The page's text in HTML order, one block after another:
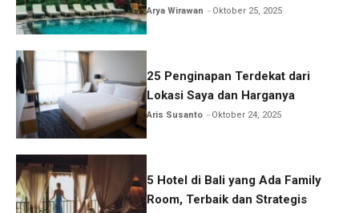
Arya Wirawan Oktober 25, 2025
25 Penginapan Terdekat dari
Lokasi Saya dan Harganya
Aris Susanto Oktober 24, 2025
5 Hotel di Bali yang Ada Family
Room, Terbaik dan Strategis